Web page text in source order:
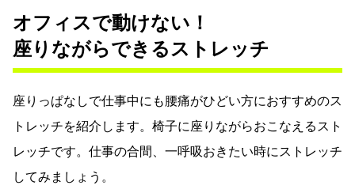
オフィスで動けない！
座りながらできるストレッチ
座りっぱなしで仕事中にも腰痛がひどい方におすすめのス
トレッチを紹介します。椅子に座りながらおこなえるスト
レッチです。仕事の合間、一呼吸おきたい時にストレッチ
してみましょう。